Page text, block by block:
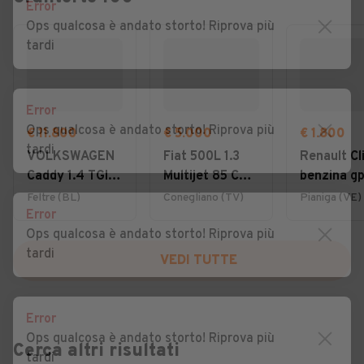
€ 11.800
VOLKSWAGEN
Caddy 1.4 TGI
Furgone
Business
Feltre (BL)
€ 5.000
Fiat 500L 1.3
Multijet 85 CV
Lounge
Conegliano (TV)
€ 1.800
Renault
benzina
2008
Pianiga (VE)
VEDI TUTTE
Cerca altri risultati
Error
Ops qualcosa è andato storto! Riprova più
tardi
Error
Ops qualcosa è andato storto! Riprova più
tardi
Error
Ops qualcosa è andato storto! Riprova più
tardi
Error
Ops qualcosa è andato storto! Riprova più
tardi